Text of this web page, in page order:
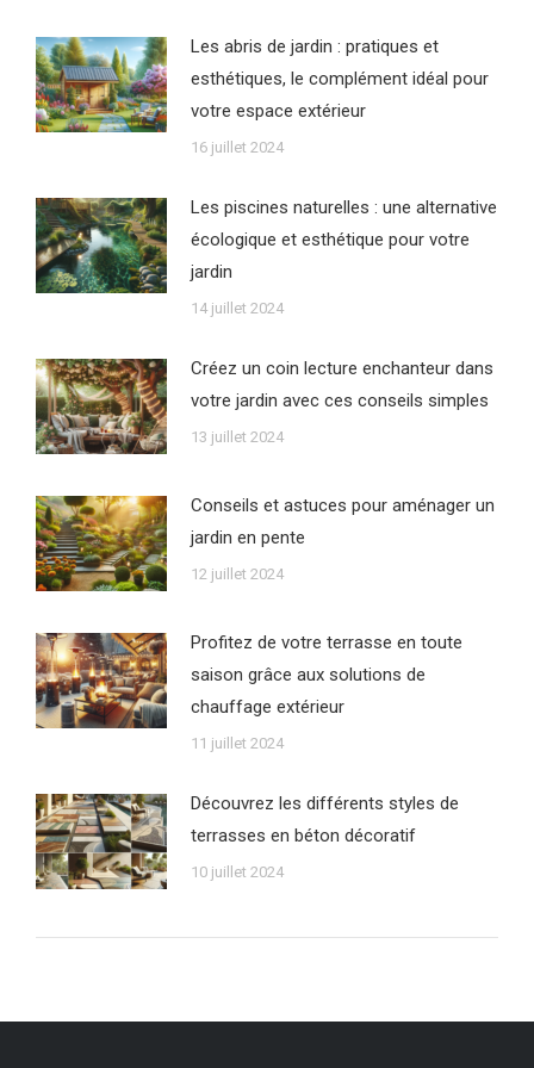
Les abris de jardin : pratiques et
esthétiques, le complément idéal pour
votre espace extérieur
16 juillet 2024
Les piscines naturelles : une alternative
écologique et esthétique pour votre
jardin
14 juillet 2024
Créez un coin lecture enchanteur dans
votre jardin avec ces conseils simples
13 juillet 2024
Conseils et astuces pour aménager un
jardin en pente
12 juillet 2024
Profitez de votre terrasse en toute
saison grâce aux solutions de
chauffage extérieur
11 juillet 2024
Découvrez les différents styles de
terrasses en béton décoratif
10 juillet 2024